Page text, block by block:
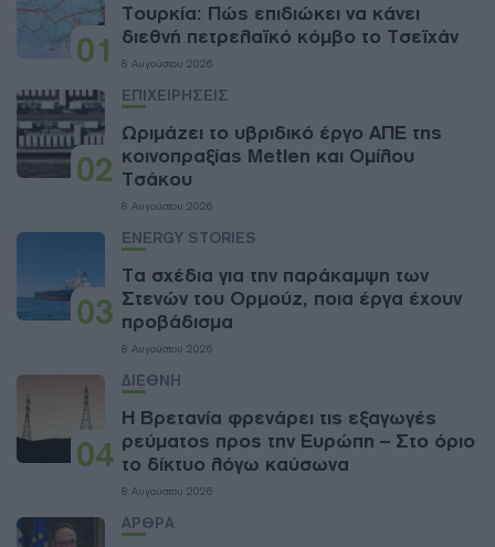
01
Τουρκία: Πώς επιδιώκει να κάνει
διεθνή πετρελαϊκό κόμβο το Τσεϊχάν
8 Αυγούστου 2026
02
ΕΠΙΧΕΙΡΗΣΕΙΣ
Ωριμάζει το υβριδικό έργο ΑΠΕ της
κοινοπραξίας Metlen και Ομίλου
Τσάκου
8 Αυγούστου 2026
03
ENERGY STORIES
Τα σχέδια για την παράκαμψη των
Στενών του Ορμούζ, ποια έργα έχουν
προβάδισμα
8 Αυγούστου 2026
04
ΔΙΕΘΝΗ
Η Βρετανία φρενάρει τις εξαγωγές
ρεύματος προς την Ευρώπη – Στο όριο
το δίκτυο λόγω καύσωνα
8 Αυγούστου 2026
ΑΡΘΡΑ